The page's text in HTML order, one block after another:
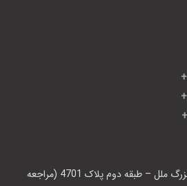
مشهد، بزرگراه بابانظر – بازار بزرگ ملل – طبقه دوم پلاک 4701 (مراجعه